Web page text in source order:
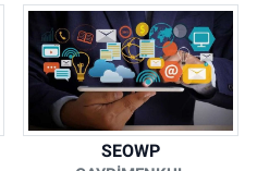
SEOWP